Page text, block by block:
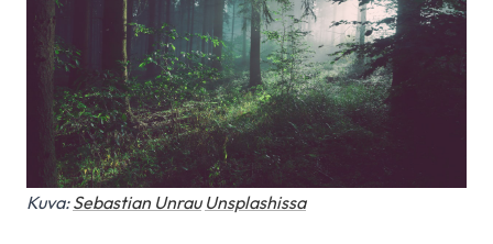
Kuva:Sebastian Unrau Unsplashissa